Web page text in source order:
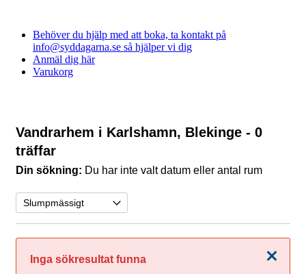
Behöver du hjälp med att boka, ta kontakt på
info@syddagarna.se så hjälper vi dig
Anmäl dig här
Varukorg
Vandrarhem i Karlshamn, Blekinge - 0
träffar
Din sökning: Du har inte valt datum eller antal rum
Stäng
Inga sökresultat funna